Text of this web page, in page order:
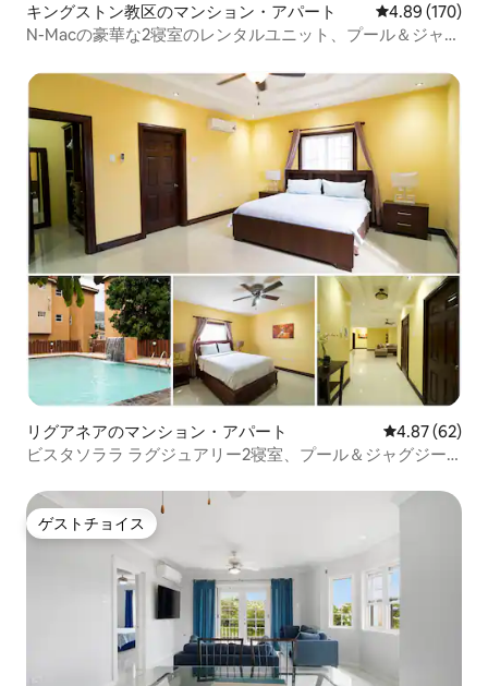
キングストン教区のマンション・アパート レビュー170
4.89 (170)
N-Macの豪華な2寝室のレンタルユニット、プール＆ジャグ
リグアネアのマンション・アパート レビュー62
4.87 (62)
ビスタソララ ラグジュアリー2寝室、プール＆ジャグジー
ゲストチョイス
ゲストチョイス